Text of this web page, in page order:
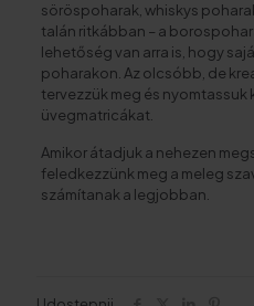
söröspoharak, whiskys
talán ritkábban – a
lehetőség van arra is, hogy
poharakon. Az olcsóbb, de
tervezzük meg és nyomtassuk
üvegmatricákat.
Amikor átadjuk a nehezen
feledkezzünk meg a meleg
számítanak a legjobban.